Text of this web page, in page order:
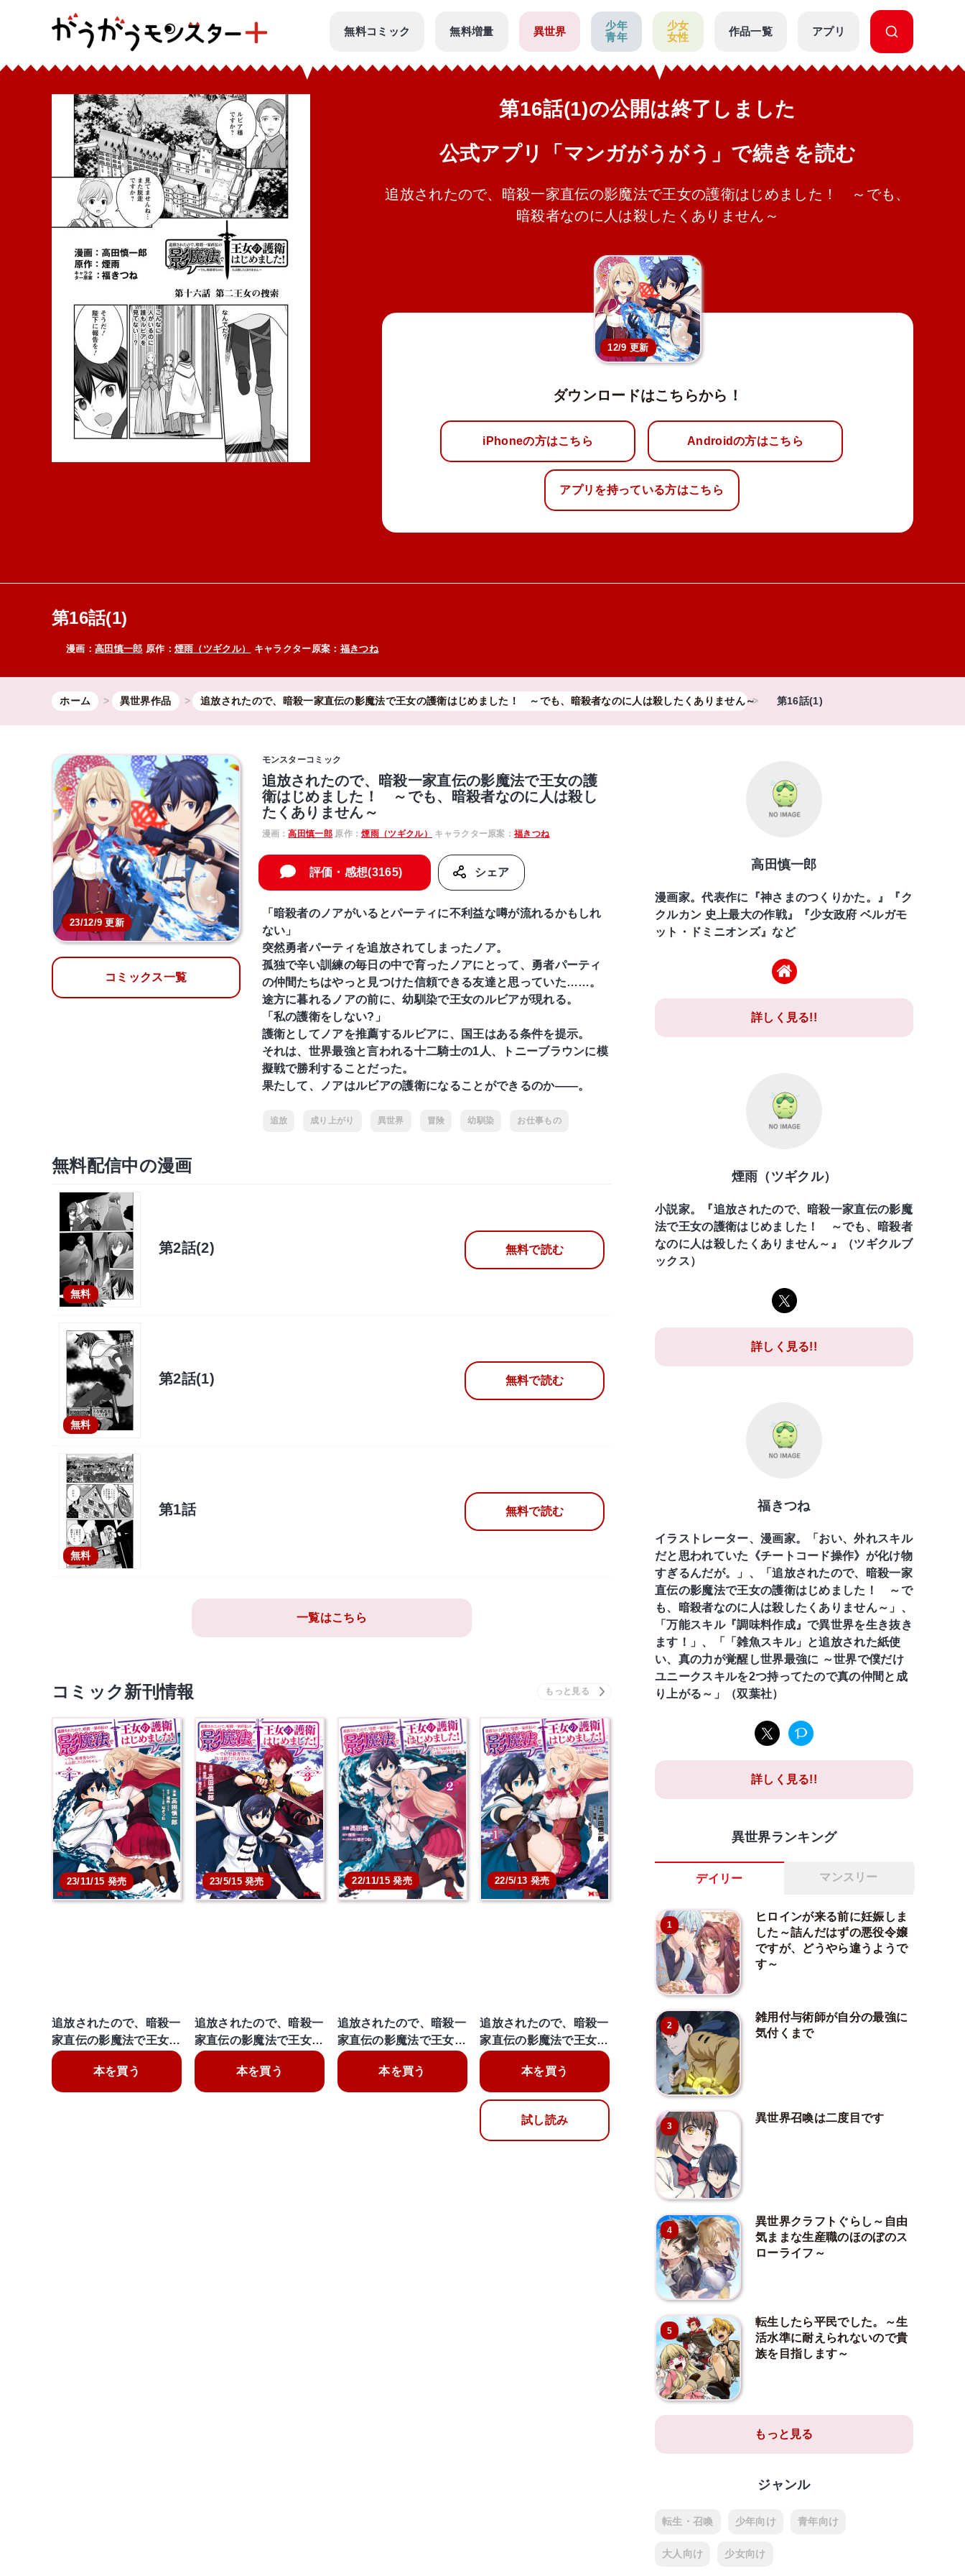
無料コミック 無料増量 異世界
少年
青年
少女
女性
作品一覧 アプリ
第16話(1)の公開は終了しました
公式アプリ「マンガがうがう」で続きを読む
追放されたので、暗殺一家直伝の影魔法で王女の護衛はじめました！ ～でも、
暗殺者なのに人は殺したくありません～
12/9 更新
ダウンロードはこちらから！
iPhoneの方はこちら Androidの方はこちら
アプリを持っている方はこちら
第16話(1)
漫画： 高田慎一郎 原作： 煙雨（ツギクル） キャラクター原案： 福きつね
ホーム 異世界作品 追放されたので、暗殺一家直伝の影魔法で王女の護衛はじめました！ ～でも、暗殺者なのに人は殺したくありません～ 第16話(1)
23/12/9 更新
コミックス一覧
モンスターコミック
追放されたので、暗殺一家直伝の影魔法で王女の護
衛はじめました！ ～でも、暗殺者なのに人は殺し
たくありません～
漫画：高田慎一郎 原作：煙雨（ツギクル） キャラクター原案：福きつね
評価・感想(3165) シェア
「暗殺者のノアがいるとパーティに不利益な噂が流れるかもしれ
ない」
突然勇者パーティを追放されてしまったノア。
孤独で辛い訓練の毎日の中で育ったノアにとって、勇者パーティ
の仲間たちはやっと見つけた信頼できる友達と思っていた……。
途方に暮れるノアの前に、幼馴染で王女のルビアが現れる。
「私の護衛をしない?」
護衛としてノアを推薦するルビアに、国王はある条件を提示。
それは、世界最強と言われる十二騎士の1人、トニーブラウンに模
擬戦で勝利することだった。
果たして、ノアはルビアの護衛になることができるのか――。
追放 成り上がり 異世界 冒険 幼馴染 お仕事もの
無料配信中の漫画
無料
第2話(2) 無料で読む
無料
第2話(1) 無料で読む
無料
第1話 無料で読む
一覧はこちら
コミック新刊情報
23/11/15 発売
追放されたので、暗殺一
家直伝の影魔法で王女…
本を買う
23/5/15 発売
追放されたので、暗殺一
家直伝の影魔法で王女…
本を買う
22/11/15 発売
追放されたので、暗殺一
家直伝の影魔法で王女…
本を買う
22/5/13 発売
追放されたので、暗殺一
家直伝の影魔法で王女…
本を買う
試し読み
高田慎一郎
漫画家。代表作に『神さまのつくりかた。』『ク
クルカン 史上最大の作戦』『少女政府 ベルガモ
ット・ドミニオンズ』など
詳しく見る!!
煙雨（ツギクル）
小説家。『追放されたので、暗殺一家直伝の影魔
法で王女の護衛はじめました！ ～でも、暗殺者
なのに人は殺したくありません～』（ツギクルブ
ックス）
詳しく見る!!
福きつね
イラストレーター、漫画家。「おい、外れスキル
だと思われていた《チートコード操作》が化け物
すぎるんだが。」、「追放されたので、暗殺一家
直伝の影魔法で王女の護衛はじめました！ ～で
も、暗殺者なのに人は殺したくありません～」、
「万能スキル『調味料作成』で異世界を生き抜き
ます！」、「「雑魚スキル」と追放された紙使
い、真の力が覚醒し世界最強に ～世界で僕だけ
ユニークスキルを2つ持ってたので真の仲間と成
り上がる～」（双葉社）
詳しく見る!!
異世界ランキング
デイリー マンスリー
1
ヒロインが来る前に妊娠しま
した～詰んだはずの悪役令嬢
ですが、どうやら違うようで
す～
2
雑用付与術師が自分の最強に
気付くまで
3
異世界召喚は二度目です
4
異世界クラフトぐらし～自由
気ままな生産職のほのぼのス
ローライフ～
5
転生したら平民でした。～生
活水準に耐えられないので貴
族を目指します～
もっと見る
ジャンル
転生・召喚 少年向け 青年向け
大人向け 少女向け